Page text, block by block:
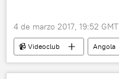
4 de marzo 2017, 19:52 GMT
📹 Videoclub Angola